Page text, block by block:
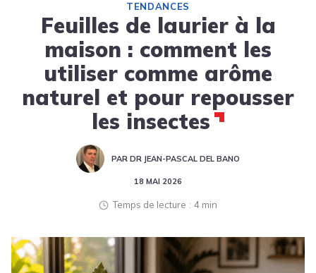
TENDANCES
Feuilles de laurier à la
maison : comment les
utiliser comme arôme
naturel et pour repousser
les insectes
PAR DR JEAN-PASCAL DEL BANO
18 MAI 2026
Temps de lecture 4 min